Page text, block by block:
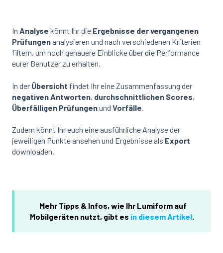
In Analyse könnt Ihr die Ergebnisse der vergangenen
Prüfungen analysieren und nach verschiedenen Kriterien
filtern, um noch genauere Einblicke über die Performance
eurer Benutzer zu erhalten.
In der Übersicht findet Ihr eine Zusammenfassung der
negativen Antworten, durchschnittlichen Scores,
Überfälligen Prüfungenund Vorfälle.
Zudem könnt Ihr euch eine ausführliche Analyse der
jeweiligen Punkte ansehen und Ergebnisse als Export
downloaden.
Mehr Tipps & Infos, wie Ihr Lumiform auf
Mobilgeräten nutzt, gibt es in diesem Artikel.